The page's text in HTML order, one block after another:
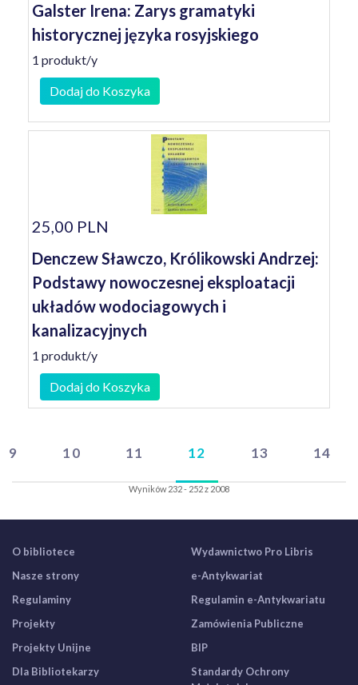
Galster Irena: Zarys gramatyki
historycznej języka rosyjskiego
1 produkt/y
Dodaj do Koszyka
25,00 PLN
Denczew Sławczo, Królikowski Andrzej:
Podstawy nowoczesnej eksploatacji
układów wodociagowych i
kanalizacyjnych
1 produkt/y
Dodaj do Koszyka
9 10 11 12 13 14
Wyników 232 - 252 z 2008
O bibliotece
Nasze strony
Regulaminy
Projekty
Projekty Unijne
Dla Bibliotekarzy
Wydawnictwo Pro Libris
e-Antykwariat
Regulamin e-Antykwariatu
Zamówienia Publiczne
BIP
Standardy Ochrony